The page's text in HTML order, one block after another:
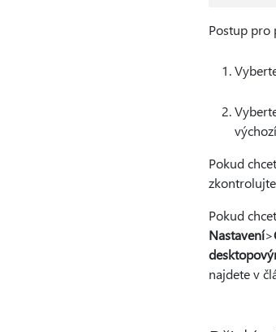
Postup pro
Pokud
Pokud
Nastavení>
najdete v